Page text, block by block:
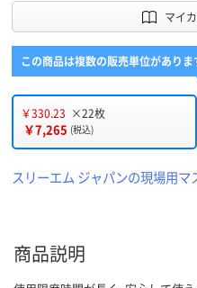
マイ
この商品は複数の販売単位がありま
￥330.23 ×22枚
￥7,265 (税込)
スリーエム ジャパンの現場用
商品説明